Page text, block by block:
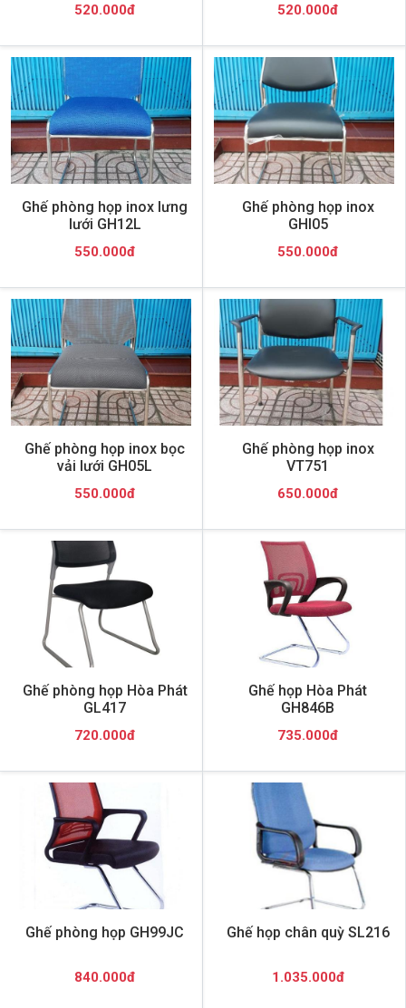
520.000đ 520.000đ
Ghế phòng họp inox lưng
lưới GH12L
550.000đ
Ghế phòng họp inox
GHI05
550.000đ
Ghế phòng họp inox bọc
vải lưới GH05L
550.000đ
Ghế phòng họp inox
VT751
650.000đ
Ghế phòng họp Hòa Phát
GL417
720.000đ
Ghế họp Hòa Phát
GH846B
735.000đ
Ghế phòng họp GH99JC
840.000đ
Ghế họp chân quỳ SL216
1.035.000đ